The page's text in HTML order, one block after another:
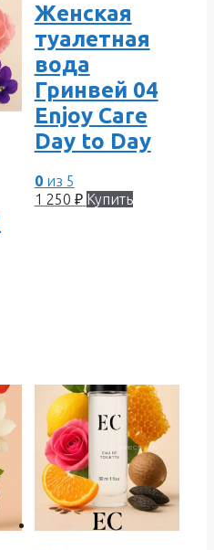
Женская
туалетная
вода
Гринвей 04
Enjoy Care
Day to Day
0из 5
1 250 ₽ Купить